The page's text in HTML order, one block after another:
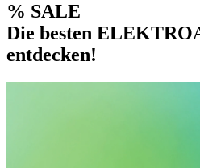
% SALE
Die besten
entdecken!